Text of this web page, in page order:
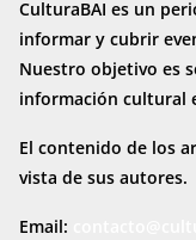
CulturaBAI es un
informar y cubrir
Nuestro objetivo es
información cultural
El contenido de los
vista de sus autores.
Email: